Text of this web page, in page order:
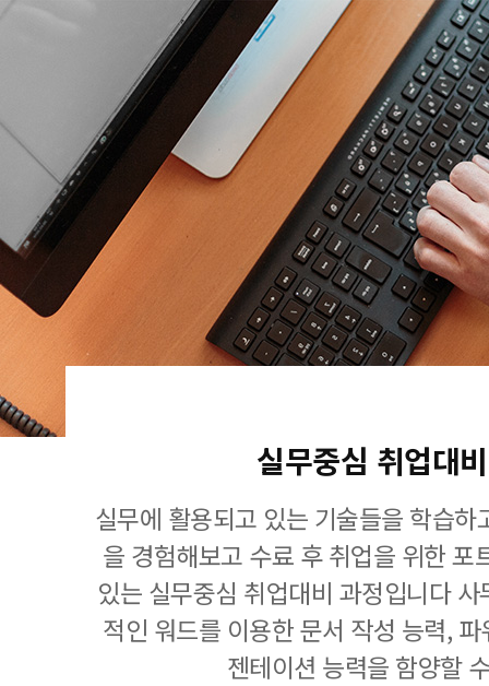
실무중심 취업대
실무에 활용되고 있는 기술들을 학습
을 경험해보고 수료 후 취업을 위한 포
있는 실무중심 취업대비 과정입니다
적인 워드를 이용한 문서 작성 능력,
젠테이션 능력을 함양할